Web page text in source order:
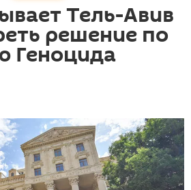
Тель-Авив
решение по
Геноцида